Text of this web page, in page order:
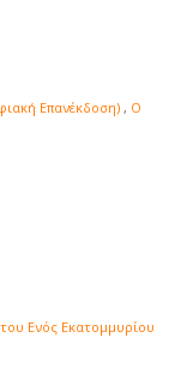
Επανέκδοση) , Ο
Ενός Εκατομμυρίου